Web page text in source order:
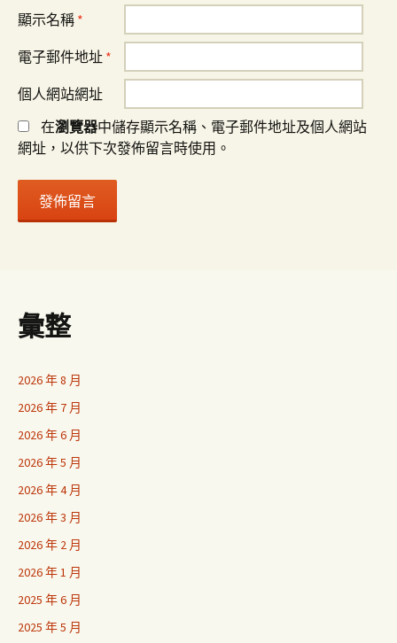
顯示名稱 *
電子郵件地址 *
個人網站網址
在瀏覽器中儲存顯示名稱、電子郵件地址及個人網站
網址，以供下次發佈留言時使用。
彙整
2026 年 8 月
2026 年 7 月
2026 年 6 月
2026 年 5 月
2026 年 4 月
2026 年 3 月
2026 年 2 月
2026 年 1 月
2025 年 6 月
2025 年 5 月